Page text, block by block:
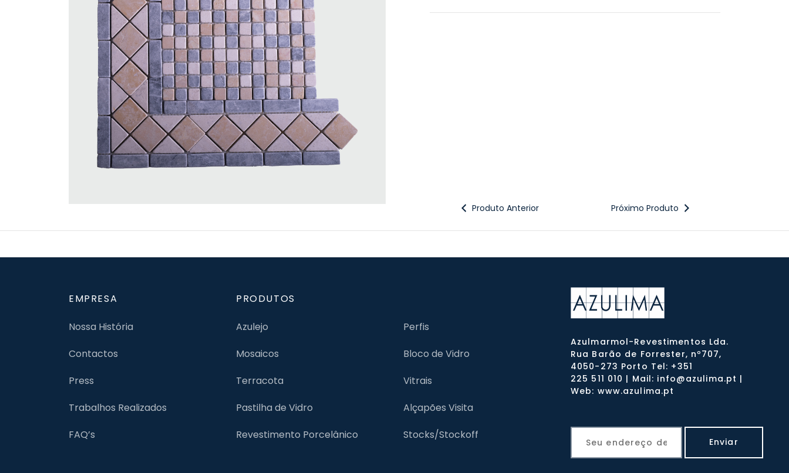
Produto Anterior Próximo Produto
EMPRESA
Nossa História
Contactos
Press
Trabalhos Realizados
FAQ’s
PRODUTOS
Azulejo
Mosaicos
Terracota
Pastilha de Vidro
Revestimento Porcelânico
Perfis
Bloco de Vidro
Vitrais
Alçapões Visita
Stocks/Stockoff
Azulmarmol-Revestimentos Lda.
Rua Barão de Forrester, nº707,
4050-273 Porto Tel: +351
225 511 010 | Mail: info@azulima.pt |
Web: www.azulima.pt